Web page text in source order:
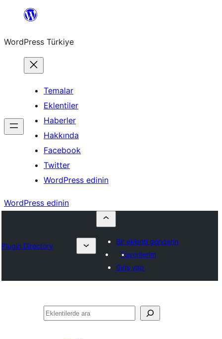
İçeriğe
WordPress Türkiye
Temalar
Eklentiler
Haberler
Hakkında
Facebook
Twitter
WordPress edinin
WordPress edinin
Plugin Directory
Bir eklenti gönderin
Favorilerim
Giriş yap
Ara